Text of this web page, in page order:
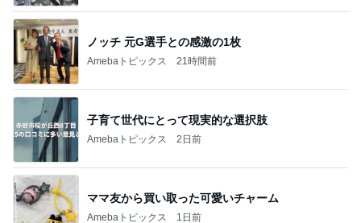
ノッチ 元G選手との感激の1枚
Amebaトピックス 21時間前
子育て世代にとって現実的な選択肢
Amebaトピックス 2日前
ママ友から買い取った可愛いチャーム
Amebaトピックス 1日前